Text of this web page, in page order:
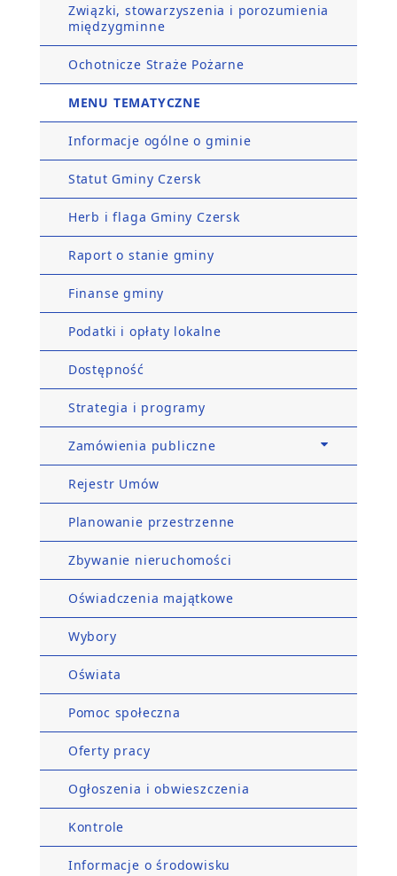
Związki, stowarzyszenia i porozumienia
międzygminne
Ochotnicze Straże Pożarne
MENU TEMATYCZNE
Informacje ogólne o gminie
Statut Gminy Czersk
Herb i flaga Gminy Czersk
Raport o stanie gminy
Finanse gminy
Podatki i opłaty lokalne
Dostępność
Strategia i programy
Zamówienia publiczne
Rejestr Umów
Planowanie przestrzenne
Zbywanie nieruchomości
Oświadczenia majątkowe
Wybory
Oświata
Pomoc społeczna
Oferty pracy
Ogłoszenia i obwieszczenia
Kontrole
Informacje o środowisku